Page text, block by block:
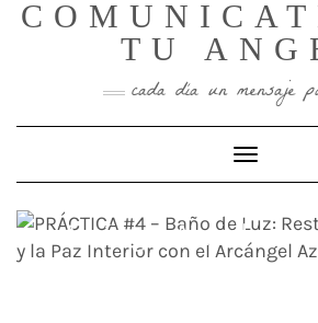
Skip
TU
cada día un mensaje
Toggle
PRÁCTICA #4 – Baño
Luz: Restaurar la
la Paz Interior con el
Arcángel Azrael